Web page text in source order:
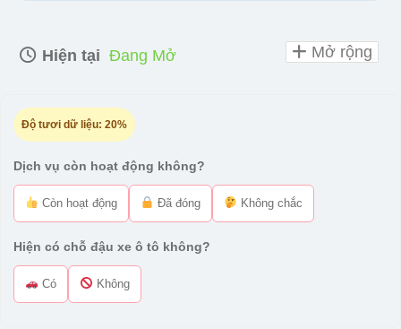
Hiện tại Đang Mở
Độ tươi dữ liệu: 20%
Dịch vụ còn hoạt động không?
Còn hoạt động Đã đóng Không chắc
Hiện có chỗ đậu xe ô tô không?
Có Không
Mở rộng